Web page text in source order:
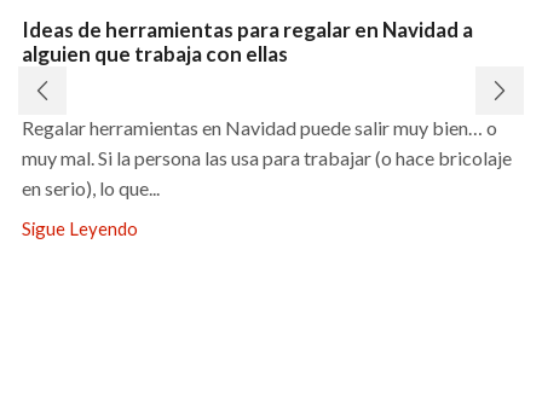
Ideas de herramientas para regalar en Navidad a
alguien que trabaja con ellas
Regalar herramientas en Navidad puede salir muy bien… o
muy mal. Si la persona las usa para trabajar (o hace bricolaje
en serio), lo que...
Sigue Leyendo